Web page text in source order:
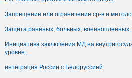
Запрещение или ограничение ср-в и
Защита раненых, больных, военнопленных.
Инициатива заключения МД на
уровне.
интеграция России с Белоруссией